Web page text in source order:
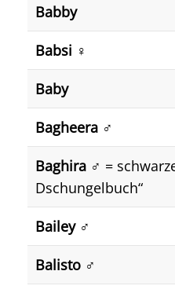
Babby
Babsi ♀️
Baby
Bagheera ♂️
Baghira ♂️ =
Dschungelbuch“
Bailey ♂️
Balisto ♂️